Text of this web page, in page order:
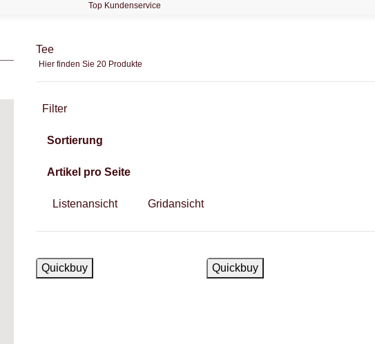
Top Kundenservice
Tee
Hier finden Sie 20 Produkte
Filter
Sortierung
Artikel pro Seite
Listenansicht Gridansicht
Quickbuy
Auf Lager Quickbuy
Auf Lager